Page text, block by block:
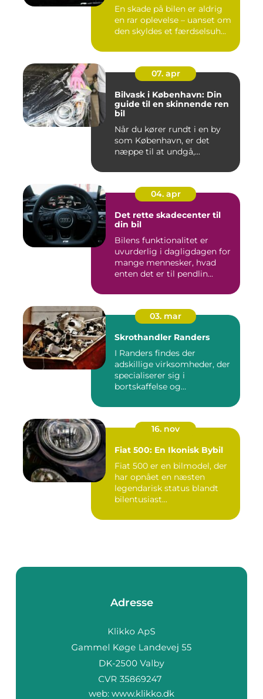
En skade på bilen er aldrig
en rar oplevelse – uanset om
den skyldes et færdselsuh...
07. apr
Bilvask i København: Din
guide til en skinnende ren
bil
Når du kører rundt i en by
som København, er det
næppe til at undgå,...
04. apr
Det rette skadecenter til
din bil
Bilens funktionalitet er
uvurderlig i dagligdagen for
mange mennesker, hvad
enten det er til pendlin...
03. mar
Skrothandler Randers
I Randers findes der
adskillige virksomheder, der
specialiserer sig i
bortskaffelse og
16. nov
Fiat 500: En Ikonisk Bybil
Fiat 500 er en bilmodel, der
har opnået en næsten
legendarisk status blandt
bilentusiast...
Adresse
web: www.klikko.dk